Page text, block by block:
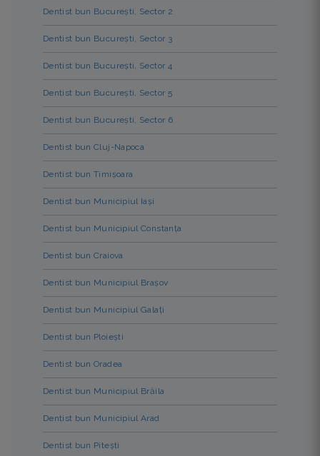
Dentist bun București, Sector 2
Dentist bun București, Sector 3
Dentist bun București, Sector 4
Dentist bun București, Sector 5
Dentist bun București, Sector 6
Dentist bun Cluj-Napoca
Dentist bun Timișoara
Dentist bun Municipiul Iași
Dentist bun Municipiul Constanța
Dentist bun Craiova
Dentist bun Municipiul Brașov
Dentist bun Municipiul Galați
Dentist bun Ploiești
Dentist bun Oradea
Dentist bun Municipiul Brăila
Dentist bun Municipiul Arad
Dentist bun Pitești